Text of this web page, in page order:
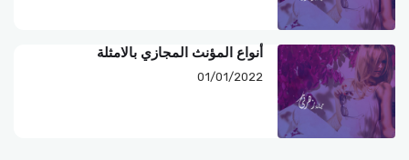
أنواع المؤنث المجازي بالامثلة
01/01/2022